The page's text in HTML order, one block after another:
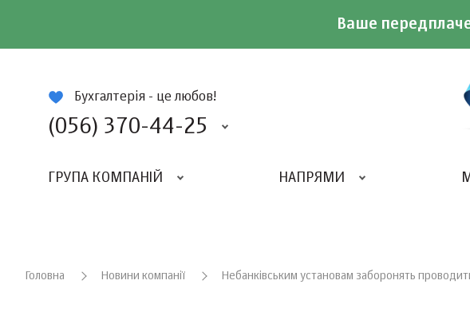
Ваше
Бухгалтерія - це любов!
(056) 370-44-25
ГРУПА КОМПАНІЙ НАПРЯМИ
Головна Новини компанії Небанківським установам заборонять